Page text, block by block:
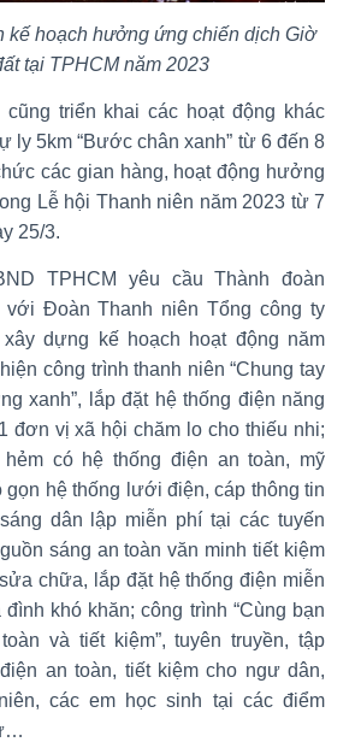
kế hoạch hưởng ứng chiến dịch Giờ
tại TPHCM năm 2023
cũng triển khai các hoạt động khác
ly 5km “Bước chân xanh” từ 6 đến 8
các gian hàng, hoạt động hưởng
Lễ hội Thanh niên năm 2023 từ 7
25/3.
TPHCM yêu cầu Thành đoàn
Đoàn Thanh niên Tổng công ty
dựng kế hoạch hoạt động năm
công trình thanh niên “Chung tay
xanh”, lắp đặt hệ thống điện năng
đơn vị xã hội chăm lo cho thiếu nhi;
hẻm có hệ thống điện an toàn, mỹ
gọn hệ thống lưới điện, cáp thông tin
dân lập miễn phí tại các tuyến
sáng an toàn văn minh tiết kiệm
chữa, lắp đặt hệ thống điện miễn
khó khăn; công trình “Cùng bạn
và tiết kiệm”, tuyên truyền, tập
an toàn, tiết kiệm cho ngư dân,
các em học sinh tại các điểm